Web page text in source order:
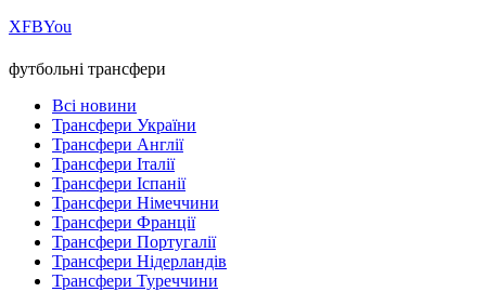
ХFBYou
футбольні трансфери
Всі новини
Трансфери України
Трансфери Англії
Трансфери Італії
Трансфери Іспанії
Трансфери Німеччини
Трансфери Франції
Трансфери Португалії
Трансфери Нідерландів
Трансфери Туреччини